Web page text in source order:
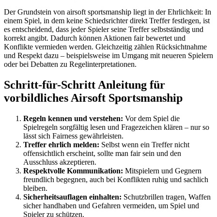
Der Grundstein von airsoft sportsmanship liegt in der Ehrlichkeit: In
einem Spiel, in dem keine Schiedsrichter direkt Treffer festlegen, ist
es entscheidend, dass jeder Spieler seine Treffer selbstständig und
korrekt angibt. Dadurch können Aktionen fair bewertet und
Konflikte vermieden werden. Gleichzeitig zählen Rücksichtnahme
und Respekt dazu – beispielsweise im Umgang mit neueren Spielern
oder bei Debatten zu Regelinterpretationen.
Schritt-für-Schritt Anleitung für
vorbildliches Airsoft Sportsmanship
Regeln kennen und verstehen: Vor dem Spiel die
Spielregeln sorgfältig lesen und Fragezeichen klären – nur so
lässt sich Fairness gewährleisten.
Treffer ehrlich melden: Selbst wenn ein Treffer nicht
offensichtlich erscheint, sollte man fair sein und den
Ausschluss akzeptieren.
Respektvolle Kommunikation: Mitspielern und Gegnern
freundlich begegnen, auch bei Konflikten ruhig und sachlich
bleiben.
Sicherheitsauflagen einhalten: Schutzbrillen tragen, Waffen
sicher handhaben und Gefahren vermeiden, um Spiel und
Spieler zu schützen.